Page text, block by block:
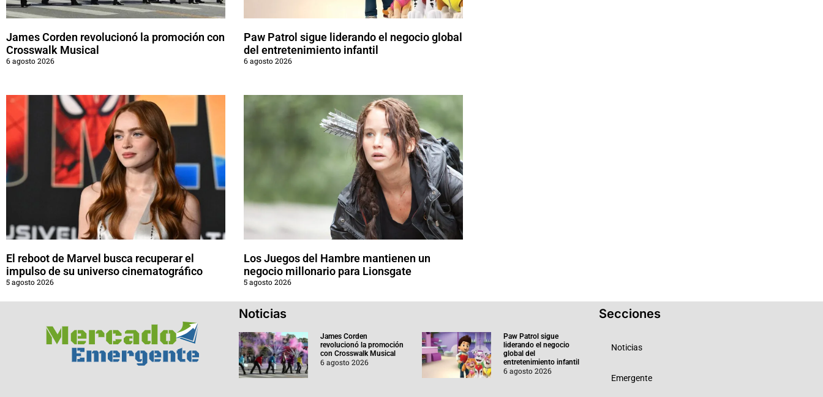
James Corden revolucionó la promoción con
Crosswalk Musical
6 agosto 2026
Paw Patrol sigue liderando el negocio global
del entretenimiento infantil
6 agosto 2026
El reboot de Marvel busca recuperar el
impulso de su universo cinematográfico
5 agosto 2026
Los Juegos del Hambre mantienen un
negocio millonario para Lionsgate
5 agosto 2026
Noticias
James Corden
revolucionó la promoción
con Crosswalk Musical
6 agosto 2026
Paw Patrol sigue
liderando el negocio
global del
entretenimiento infantil
6 agosto 2026
Secciones
Noticias
Emergente